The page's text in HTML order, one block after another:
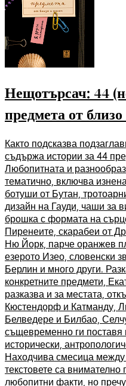
Нещотърсач: 44
предмета от
Както подсказва
съдържа истории за 44
Любопитната и
тематично, включва
ботуши от Бутан,
дизайн на Гауди, чаши за
брошка с формата на
Пиренеите, скарабеи от
Ню Йорк, парче оранжев
езерото Изео, словенски
Берлин и много други.
конкретните предмети,
разказва и за местата,
Кюстендорф и Катманду,
Белведере и Билбао,
същевременно ги поставя
исторически,
Находчива смесица между
текстовете са
любопитни факти, но